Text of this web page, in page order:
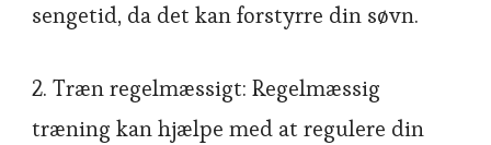
sengetid, da det kan forstyrre din søvn.
2. Træn regelmæssigt: Regelmæssig
træning kan hjælpe med at regulere din